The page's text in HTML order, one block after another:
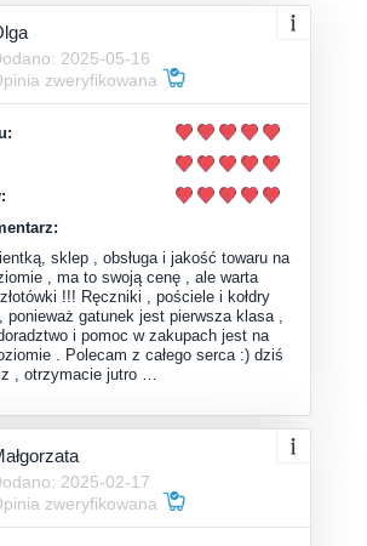
2025-05-16
zweryfikowana
sklep , obsługa i jakość towaru na
, ma to swoją cenę , ale warta
!!! Ręczniki , pościele i kołdry
ponieważ gatunek jest pierwsza klasa ,
i pomoc w zakupach jest na
. Polecam z całego serca :) dziś
, otrzymacie jutro …
2025-02-17
zweryfikowana